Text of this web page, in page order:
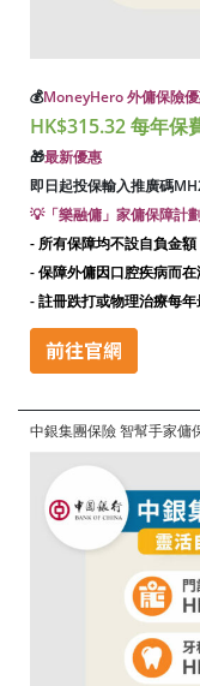
💰MoneyHero 外傭保險
HK$315.32 每年保
🎁最新優惠
即日起投保輸入推廣碼
💡「樂融傭」家傭保障計
- 所有保障均不設自負金額
- 保障外傭因口腔疾病而
- 註冊跌打或物理治療每
中銀集團保險 智幫手家傭